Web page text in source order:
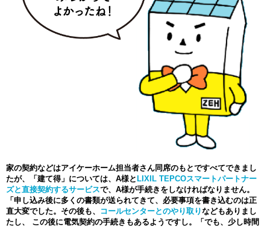
家の契約などはアイケーホーム担当者さん同席のもとですべてできまし
たが、「建て得」については、A様と LIXIL TEPCOスマートパートナー
ズと直接契約するサービスで、A様が手続きをしなければなりません。
「申し込み後に多くの書類が送られてきて、必要事項を書き込むのは正
直大変でした。その後も、
コールセンターとのやり取りなどもありまし
たし、 この後に電気契約の手続きもあるようですし。「でも、少し時間